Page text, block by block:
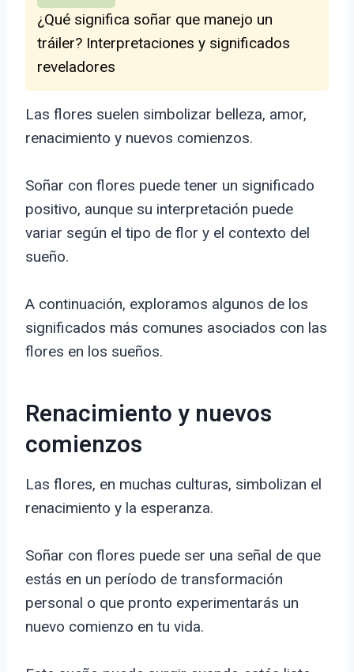
¿Qué significa soñar que manejo un
tráiler? Interpretaciones y significados
reveladores
Las flores suelen simbolizar belleza, amor,
renacimiento y nuevos comienzos.
Soñar con flores puede tener un significado
positivo, aunque su interpretación puede
variar según el tipo de flor y el contexto del
sueño.
A continuación, exploramos algunos de los
significados más comunes asociados con las
flores en los sueños.
Renacimiento y nuevos
comienzos
Las flores, en muchas culturas, simbolizan el
renacimiento y la esperanza.
Soñar con flores puede ser una señal de que
estás en un período de transformación
personal o que pronto experimentarás un
nuevo comienzo en tu vida.